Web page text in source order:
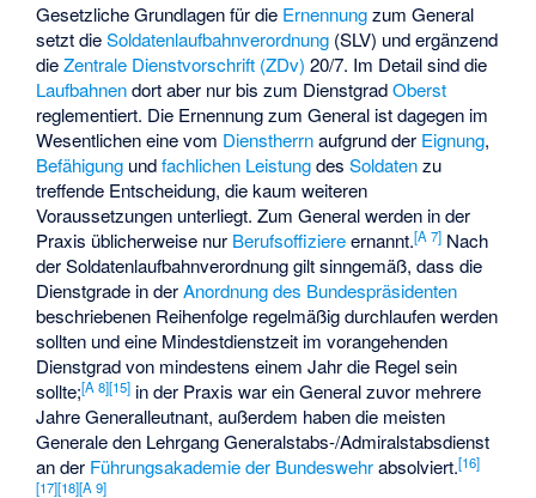
Gesetzliche Grundlagen für die Ernennungzum General
setzt dieSoldatenlaufbahnverordnung (SLV) und ergänzend
dieZentrale Dienstvorschrift (ZDv) 20/7. Im Detail sind die
Laufbahnendort aber nur bis zum DienstgradOberst
reglementiert. Die Ernennung zum General ist dagegen im
Wesentlichen eine vom Dienstherrnaufgrund der Eignung,
Befähigung undfachlichen LeistungdesSoldatenzu
treffende Entscheidung, die kaum weiteren
Voraussetzungen unterliegt. Zum General werden in der
Praxis üblicherweise nur Berufsoffiziereernannt.[A 7] Nach
der Soldatenlaufbahnverordnung gilt sinngemäß, dass die
Dienstgrade in derAnordnung des Bundespräsidenten
beschriebenen Reihenfolge regelmäßig durchlaufen werden
sollten und eine Mindestdienstzeit im vorangehenden
Dienstgrad von mindestens einem Jahr die Regel sein
sollte;[A 8][15] in der Praxis war ein General zuvor mehrere
Jahre Generalleutnant, außerdem haben die meisten
Generale den Lehrgang Generalstabs-/Admiralstabsdienst
an der Führungsakademie der Bundeswehrabsolviert.[16]
[17][18][A 9]